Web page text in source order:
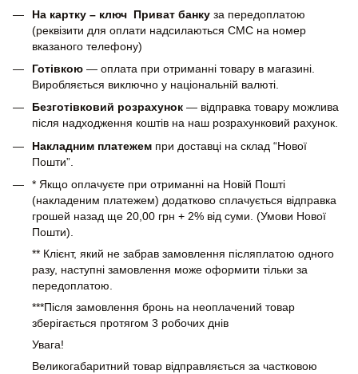
На картку – ключ Приват банку за передоплатою
(реквізити для оплати надсилаються СМС на номер
вказаного телефону)
Готівкою — оплата при отриманні товару в магазині.
Виробляється виключно у національній валюті.
Безготівковий розрахунок — відправка товару можлива
після надходження коштів на наш розрахунковий рахунок.
Накладним платежем при доставці на склад “Нової
Пошти”.
* Якщо оплачуєте при отриманні на Новій Пошті
(накладеним платежем) додатково сплачується відправка
грошей назад ще 20,00 грн + 2% від суми. (Умови Нової
Пошти).
** Клієнт, який не забрав замовлення післяплатою одного
разу, наступні замовлення може оформити тільки за
передоплатою.
***Після замовлення бронь на неоплачений товар
зберігається протягом 3 робочих днів
Увага!
Великогабаритний товар відправляється за частковою